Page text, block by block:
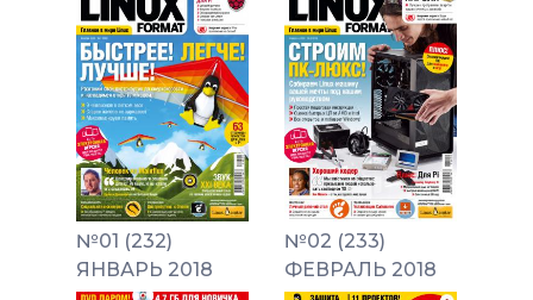
№01 (232)
ЯНВАРЬ 2018
№02 (233)
ФЕВРАЛЬ 2018